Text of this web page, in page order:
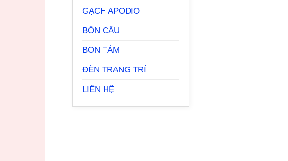
GẠCH APODIO
BỒN CẦU
BỒN TẮM
ĐÈN TRANG TRÍ
LIÊN HỆ